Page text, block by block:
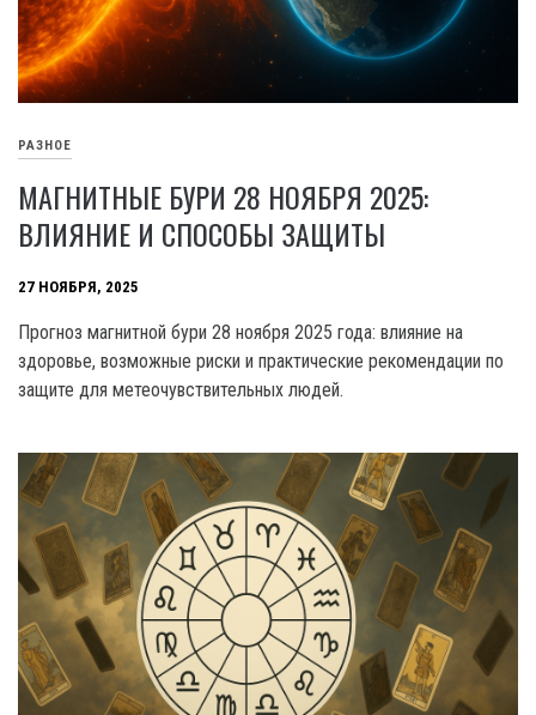
РАЗНОЕ
МАГНИТНЫЕ БУРИ 28 НОЯБРЯ 2025:
ВЛИЯНИЕ И СПОСОБЫ ЗАЩИТЫ
27 НОЯБРЯ, 2025
Прогноз магнитной бури 28 ноября 2025 года: влияние на
здоровье, возможные риски и практические рекомендации по
защите для метеочувствительных людей.